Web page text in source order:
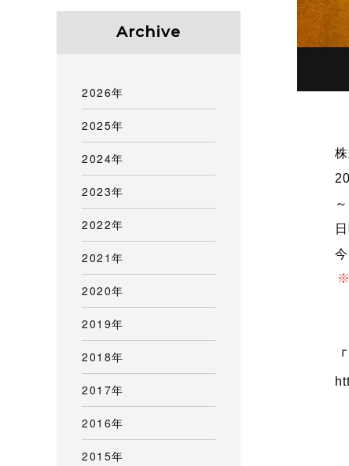
※
Archive
2026年
2025年
2024年
2023年
2022年
2021年
2020年
2019年
2018年
2017年
2016年
2015年